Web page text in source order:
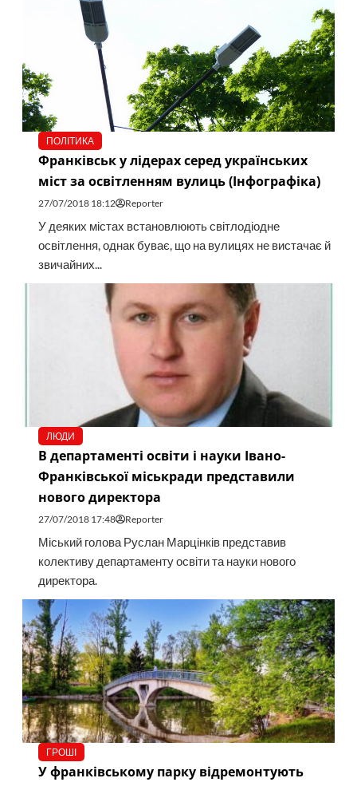
ПОЛІТИКА
Франківськ у лідерах серед українських
міст за освітленням вулиць (Інфографіка)
27/07/2018 18:12 Reporter
У деяких містах встановлюють світлодіодне
освітлення, однак буває, що на вулицях не вистачає й
звичайних...
ЛЮДИ
В департаменті освіти і науки Івано-
Франківської міськради представили
нового директора
27/07/2018 17:48 Reporter
Міський голова Руслан Марцінків представив
колективу департаменту освіти та науки нового
директора.
ГРОШІ
У франківському парку відремонтують